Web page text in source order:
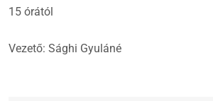
15 órától
Vezető: Sághi Gyuláné